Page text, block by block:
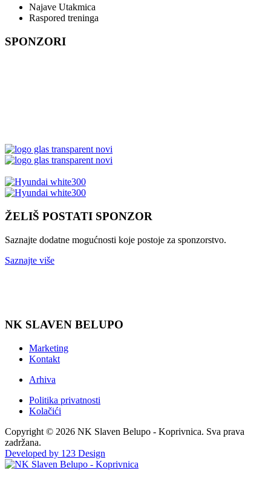
Najave Utakmica
Raspored treninga
SPONZORI
ŽELIŠ POSTATI SPONZOR
Saznajte dodatne mogućnosti koje postoje za sponzorstvo.
Saznajte više
NK SLAVEN BELUPO
Marketing
Kontakt
Arhiva
Politika privatnosti
Kolačići
Copyright © 2026 NK Slaven Belupo - Koprivnica. Sva prava
zadržana.
Developed by 123 Design